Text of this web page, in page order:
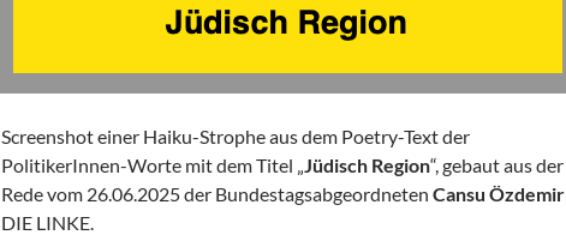
Screenshot einer Haiku-Strophe aus dem Poetry-Text der
PolitikerInnen-Worte mit dem Titel „Jüdisch Region“, gebaut aus der
Rede vom 26.06.2025 der Bundestagsabgeordneten Cansu Özdemir
DIE LINKE.